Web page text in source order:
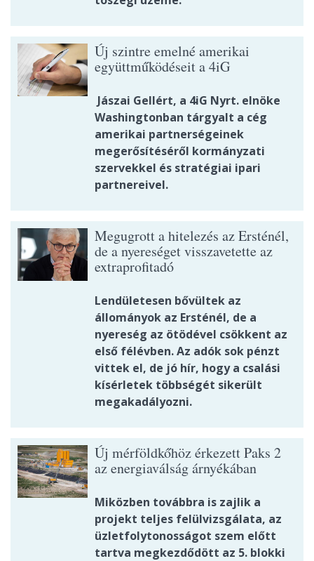
Új szintre emelné amerikai
együttműködéseit a 4iG
Jászai Gellért, a 4iG Nyrt. elnöke
Washingtonban tárgyalt a cég
amerikai partnerségeinek
megerősítéséről kormányzati
szervekkel és stratégiai ipari
partnereivel.
Megugrott a hitelezés az Ersténél,
de a nyereséget visszavetette az
extraprofitadó
Lendületesen bővültek az
állományok az Ersténél, de a
nyereség az ötödével csökkent az
első félévben. Az adók sok pénzt
vittek el, de jó hír, hogy a csalási
kísérletek többségét sikerült
megakadályozni.
Új mérföldkőhöz érkezett Paks 2
az energiaválság árnyékában
Miközben továbbra is zajlik a
projekt teljes felülvizsgálata, az
üzletfolytonosságot szem előtt
tartva megkezdődött az 5. blokki